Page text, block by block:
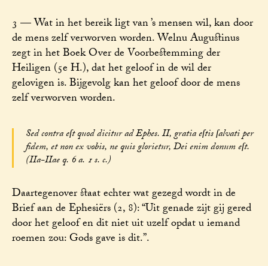
3 — Wat in het bereik ligt van ’s mensen wil, kan door
de mens zelf verworven worden. Welnu Augustinus
zegt in het Boek Over de Voorbestemming der
Heiligen (5e H.), dat het geloof in de wil der
gelovigen is. Bijgevolg kan het geloof door de mens
zelf verworven worden.
Sed contra eſt quod dicitur ad Ephes. II, gratia eſtis ſalvati per
fidem, et non ex vobis, ne quis glorietur, Dei enim donum eſt.
(IIa-IIae q. 6 a. 1 s. c.)
Daartegenover staat echter wat gezegd wordt in de
Brief aan de Ephesiërs (2, 8): “Uit genade zijt gij gered
door het geloof en dit niet uit uzelf opdat u iemand
roemen zou: Gods gave is dit.”.